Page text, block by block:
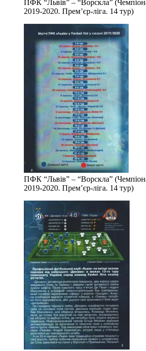
ПФК “Львів” – “Ворскла”
2019-2020. Прем’єр-ліга. 14 тур)
ПФК “Львів” – “Ворскла”
2019-2020. Прем’єр-ліга. 14 тур)